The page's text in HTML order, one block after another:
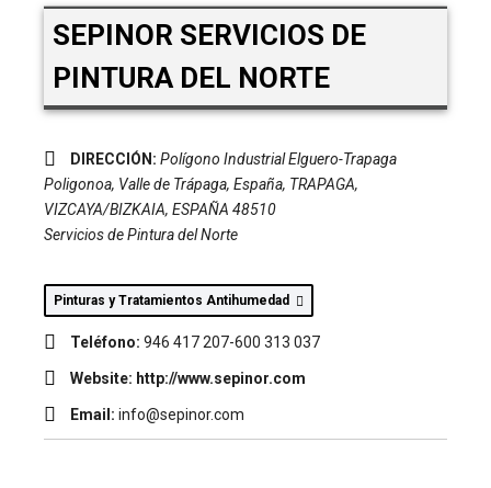
SEPINOR SERVICIOS DE
PINTURA DEL NORTE
DIRECCIÓN: Polígono Industrial Elguero-Trapaga
Poligonoa, Valle de Trápaga, España, TRAPAGA,
VIZCAYA/BIZKAIA, ESPAÑA 48510
Servicios de Pintura del Norte
Pinturas y Tratamientos Antihumedad
Teléfono: 946 417 207-600 313 037
Website: http://www.sepinor.com
Email: info@sepinor.com